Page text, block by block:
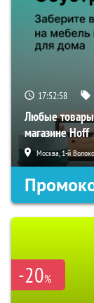
17:52:57
Любые товары
магазине Hoff
Москва, 1-й
-20%